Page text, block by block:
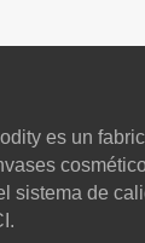
es un
sistema de